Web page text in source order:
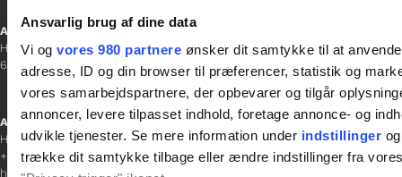
Ansvarlig brug af dine data
Vi og vores 980 partnere ønsker dit samtykke til at
adresse, ID og din browser til præferencer, statistik og
vores samarbejdspartnere, der opbevarer og tilgår
annoncer, levere tilpasset indhold, foretage annonce- og
udvikle tjenester. Se mere information under indstillinger
trække dit samtykke tilbage eller ændre indstillinger fra
Aabenraa
H P Hanssens Gade 23, 2.
6200 Aabenraa
Afdelingschef
Helene Teichert
+45 29 37 32 41
helene.t@gladfonden.dk